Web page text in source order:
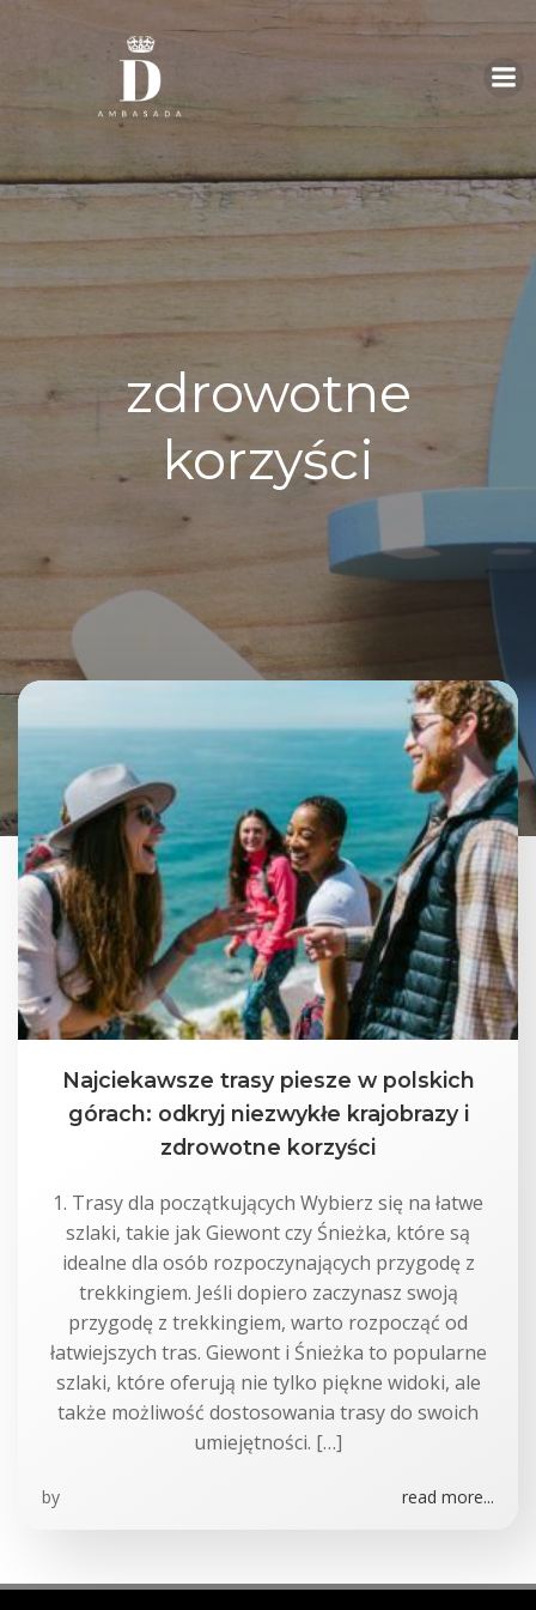
Skip
zdrowotne
korzyści
Najciekawsze trasy piesze w polskich
górach: odkryj niezwykłe krajobrazy i
zdrowotne korzyści
1. Trasy dla początkujących Wybierz się na łatwe
szlaki, takie jak Giewont czy Śnieżka, które są
idealne dla osób rozpoczynających przygodę z
trekkingiem. Jeśli dopiero zaczynasz swoją
przygodę z trekkingiem, warto rozpocząć od
łatwiejszych tras. Giewont i Śnieżka to popularne
szlaki, które oferują nie tylko piękne widoki, ale
także możliwość dostosowania trasy do swoich
umiejętności. […]
by read more...